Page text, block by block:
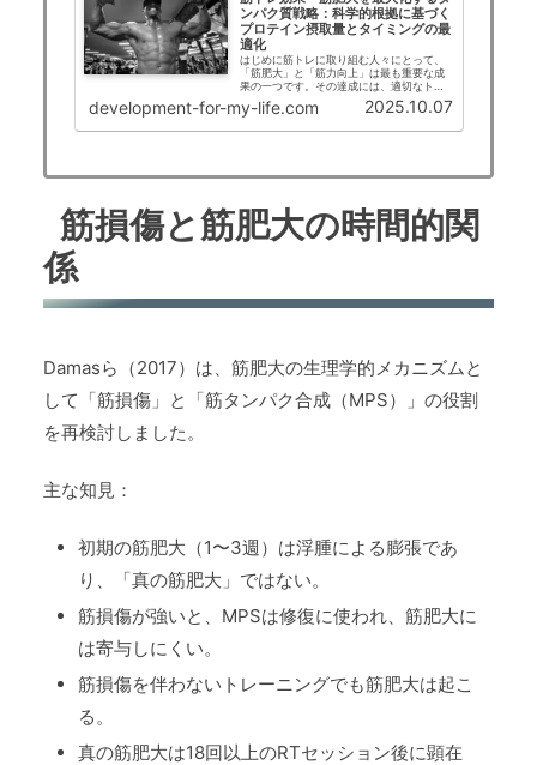
ンパク質戦略：科学的根拠に基づく
プロテイン摂取量とタイミングの最
適化
はじめに筋トレに取り組む人々にとって、
「筋肥大」と「筋力向上」は最も重要な成
果の一つです。その達成には、適切なトレ
ーニングだけでなく、栄養戦略、特にタン
パク質摂取が不可欠です。しかし、タンパ
development-for-my-life.com 2025.10.07
筋損傷と筋肥大の時間的関
係
Damasら（2017）は、筋肥大の生理学的メカニズムと
して「筋損傷」と「筋タンパク合成（MPS）」の役割
を再検討しました。
主な知見：
初期の筋肥大（1〜3週）は浮腫による膨張であ
り、「真の筋肥大」ではない。
筋損傷が強いと、MPSは修復に使われ、筋肥大に
は寄与しにくい。
筋損傷を伴わないトレーニングでも筋肥大は起こ
る。
真の筋肥大は18回以上のRTセッション後に顕在